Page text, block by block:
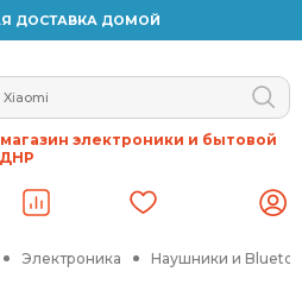
ДОСТАВКА ДОМОЙ
электроники и бытовой
ДНР
Электроника Наушники и